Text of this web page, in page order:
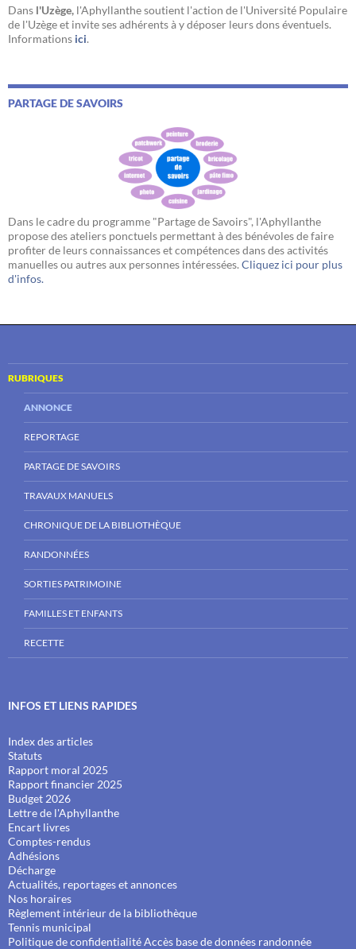
Dans l'Uzège, l'Aphyllanthe soutient l'action de l'Université Populaire
de l'Uzège et invite ses adhérents à y déposer leurs dons éventuels.
Informations ici.
PARTAGE DE SAVOIRS
Dans le cadre du programme "Partage de Savoirs", l'Aphyllanthe
propose des ateliers ponctuels permettant à des bénévoles de faire
profiter de leurs connaissances et compétences dans des activités
manuelles ou autres aux personnes intéressées. Cliquez ici pour plus
d'infos.
RUBRIQUES
ANNONCE
REPORTAGE
PARTAGE DE SAVOIRS
TRAVAUX MANUELS
CHRONIQUE DE LA BIBLIOTHÈQUE
RANDONNÉES
SORTIES PATRIMOINE
FAMILLES ET ENFANTS
RECETTE
INFOS ET LIENS RAPIDES
Index des articles
Statuts
Rapport moral 2025
Rapport financier 2025
Budget 2026
Lettre de l'Aphyllanthe
Encart livres
Comptes-rendus
Adhésions
Décharge
Actualités, reportages et annonces
Nos horaires
Règlement intérieur de la bibliothèque
Tennis municipal
Politique de confidentialitéAccès base de données randonnée